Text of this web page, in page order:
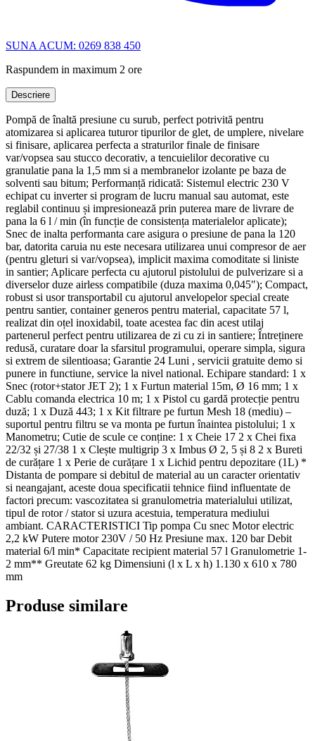
SUNA ACUM: 0269 838 450
Raspundem in maximum 2 ore
Descriere
Pompă de înaltă presiune cu surub, perfect potrivită pentru
atomizarea si aplicarea tuturor tipurilor de glet, de umplere, nivelare
si finisare, aplicarea perfecta a straturilor finale de finisare
var/vopsea sau stucco decorativ, a tencuielilor decorative cu
granulatie pana la 1,5 mm si a membranelor izolante pe baza de
solventi sau bitum; Performanță ridicată: Sistemul electric 230 V
echipat cu inverter si program de lucru manual sau automat, este
reglabil continuu și impresionează prin puterea mare de livrare de
pana la 6 l / min (în funcție de consistența materialelor aplicate);
Snec de inalta performanta care asigura o presiune de pana la 120
bar, datorita caruia nu este necesara utilizarea unui compresor de aer
(pentru gleturi si var/vopsea), implicit maxima comoditate si liniste
in santier; Aplicare perfecta cu ajutorul pistolului de pulverizare si a
diverselor duze airless compatibile (duza maxima 0,045″); Compact,
robust si usor transportabil cu ajutorul anvelopelor special create
pentru santier, container generos pentru material, capacitate 57 l,
realizat din oțel inoxidabil, toate acestea fac din acest utilaj
partenerul perfect pentru utilizarea de zi cu zi in santiere; Întreținere
redusă, curatare doar la sfarsitul programului, operare simpla, sigura
si extrem de silentioasa; Garantie 24 Luni , servicii gratuite demo si
punere in functiune, service la nivel national. Echipare standard: 1 x
Snec (rotor+stator JET 2); 1 x Furtun material 15m, Ø 16 mm; 1 x
Cablu comanda electrica 10 m; 1 x Pistol cu gardă protecție pentru
duză; 1 x Duză 443; 1 x Kit filtrare pe furtun Mesh 18 (mediu) –
suportul pentru filtru se va monta pe furtun înaintea pistolului; 1 x
Manometru; Cutie de scule ce conține: 1 x Cheie 17 2 x Chei fixa
22/32 și 27/38 1 x Clește multigrip 3 x Imbus Ø 2, 5 și 8 2 x Bureti
de curățare 1 x Perie de curățare 1 x Lichid pentru depozitare (1L) *
Distanta de pompare si debitul de material au un caracter orientativ
si neangajant, aceste doua specificatii tehnice fiind influentate de
factori precum: vascozitatea si granulometria materialului utilizat,
tipul de rotor / stator si uzura acestuia, temperatura mediului
ambiant. CARACTERISTICI Tip pompa Cu snec Motor electric
2,2 kW Putere motor 230V / 50 Hz Presiune max. 120 bar Debit
material 6/l min* Capacitate recipient material 57 l Granulometrie 1-
2 mm** Greutate 62 kg Dimensiuni (l x L x h) 1.130 x 610 x 780
mm
Produse similare